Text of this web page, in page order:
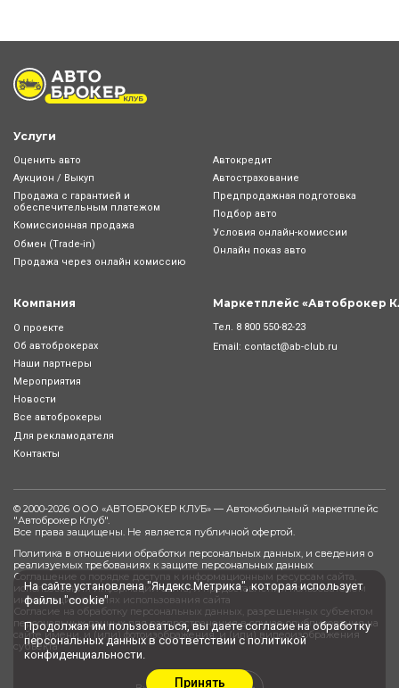
На сайте установлена "Яндекс.Метрика", которая использует
файлы "cookie"
Продолжая им пользоваться, вы даетесогласиена обработку
персональных данных в соответствии сполитикой
конфиденциальности.
Принять
Услуги
Оценить авто
Аукцион / Выкуп
Продажа с гарантией и
обеспечительным платежом
Комиссионная продажа
Обмен (Trade-in)
Продажа через онлайн комиссию
Автокредит
Автострахование
Предпродажная подготовка
Подбор авто
Условия онлайн-комиcсии
Онлайн показ авто
Компания
О проекте
Об автоброкерах
Наши партнеры
Мероприятия
Новости
Все автоброкеры
Для рекламодателя
Контакты
Маркетплейс «Автоброкер
Тел. 8 800 550-82-23
Email: contact@ab-club.ru
© 2000-2026 ООО «АВТОБРОКЕР КЛУБ» — Автомобильный маркетплейс
"Автоброкер Клуб".
Все права защищены. Не является публичной офертой.
Политика в отношении обработки персональных данных, и сведения о
реализуемых требованиях к защите персональных данных
Соглашение о порядке доступа к информационным ресурсам сайта,
использования информации сайта, и предоставления пользователем
информации в целях использования сайта
Согласие на обработку персональных данных, разрешенных субъектом
персональных данных для распространения в случае опубликования на
сайте имени, и (или) фотоизображения, и (или) видеоизображения
субъекта